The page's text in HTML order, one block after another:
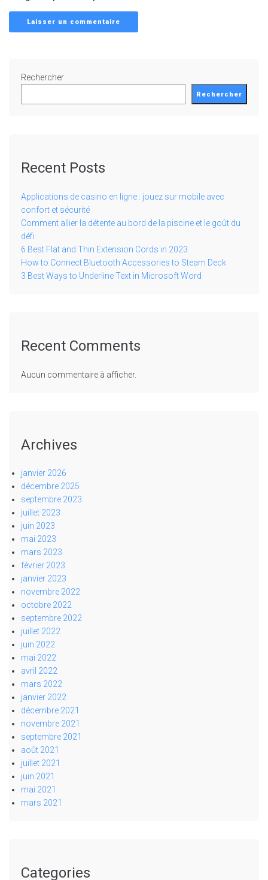
Rechercher
Rechercher
Recent Posts
Applications de casino en ligne : jouez sur mobile avec
confort et sécurité
Comment allier la détente au bord de la piscine et le goût du
défi
6 Best Flat and Thin Extension Cords in 2023
How to Connect Bluetooth Accessories to Steam Deck
3 Best Ways to Underline Text in Microsoft Word
Recent Comments
Aucun commentaire à afficher.
Archives
janvier 2026
décembre 2025
septembre 2023
juillet 2023
juin 2023
mai 2023
mars 2023
février 2023
janvier 2023
novembre 2022
octobre 2022
septembre 2022
juillet 2022
juin 2022
mai 2022
avril 2022
mars 2022
janvier 2022
décembre 2021
novembre 2021
septembre 2021
août 2021
juillet 2021
juin 2021
mai 2021
mars 2021
Categories